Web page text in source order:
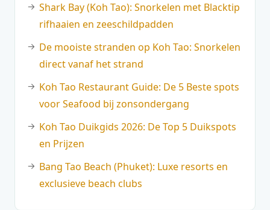
Shark Bay (Koh Tao): Snorkelen met Blacktip
rifhaaien en zeeschildpadden
De mooiste stranden op Koh Tao: Snorkelen
direct vanaf het strand
Koh Tao Restaurant Guide: De 5 Beste spots
voor Seafood bij zonsondergang
Koh Tao Duikgids 2026: De Top 5 Duikspots
en Prijzen
Bang Tao Beach (Phuket): Luxe resorts en
exclusieve beach clubs